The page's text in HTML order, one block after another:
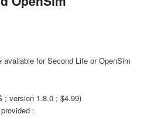
available for Second Life or OpenSim
; version 1.8.0 ; $4.99)
: